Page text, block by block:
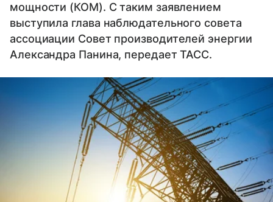
мощности (КОМ). С таким заявлением
выступила глава наблюдательного совета
ассоциации Совет производителей энергии
Александра Панина, передает ТАСС.